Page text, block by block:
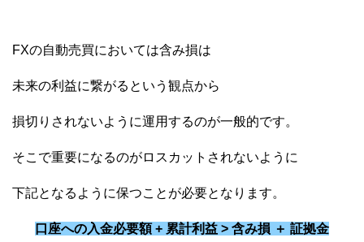
FXの自動売買においては含み損は
未来の利益に繋がるという観点から
損切りされないように運用するのが一般的です。
そこで重要になるのがロスカットされないように
下記となるように保つことが必要となります。
口座への入金必要額 + 累計利益 > 含み損 ＋ 証拠金